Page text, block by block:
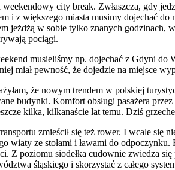
city break. Zwłaszcza, gdy
i z większego miasta musimy dojechać
jeżdżą w sobie tylko znanych
pociągi.
musieliśmy np. dojechać z Gdyni do
miał pewność, że dojedzie na miejsce
że nowym trendem w polskiej
budynki. Komfort obsługi pasażera
kilka, kilkanaście lat temu. Dziś
zmieścił się też rower. I wcale
wiaty ze stołami i ławami do
Z poziomu siodełka cudownie zwiedza
śląskiego i skorzystać z całego